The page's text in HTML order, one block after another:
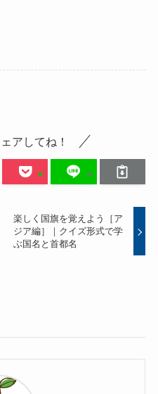
アしてね！
楽しく国旗を覚えよう［ア
ジア編］｜クイズ形式で学
ぶ国名と首都名